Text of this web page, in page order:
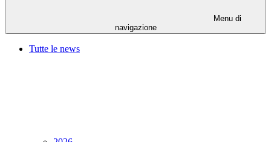
Menu di
navigazione
Tutte le news